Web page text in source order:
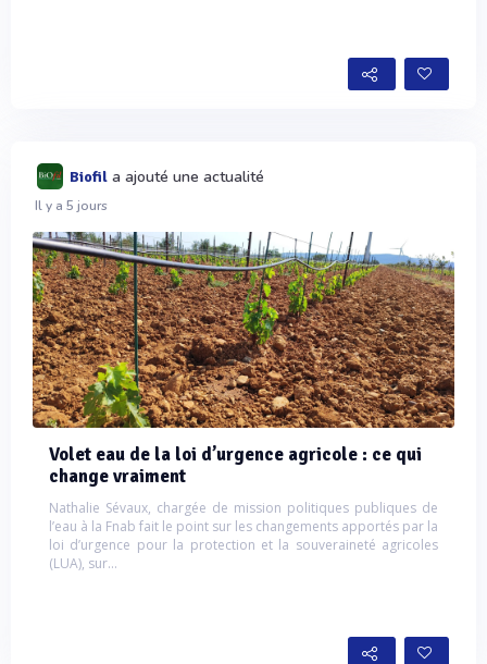
Biofil a ajouté une actualité
Il y a 5 jours
Volet eau de la loi d’urgence agricole : ce qui
change vraiment
Nathalie Sévaux, chargée de mission politiques publiques de
l’eau à la Fnab fait le point sur les changements apportés par la
loi d’urgence pour la protection et la souveraineté agricoles
(LUA), sur...